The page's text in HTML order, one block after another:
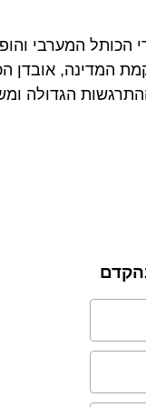
הכותל המערבי
המדינה, אובדן
הגדולה